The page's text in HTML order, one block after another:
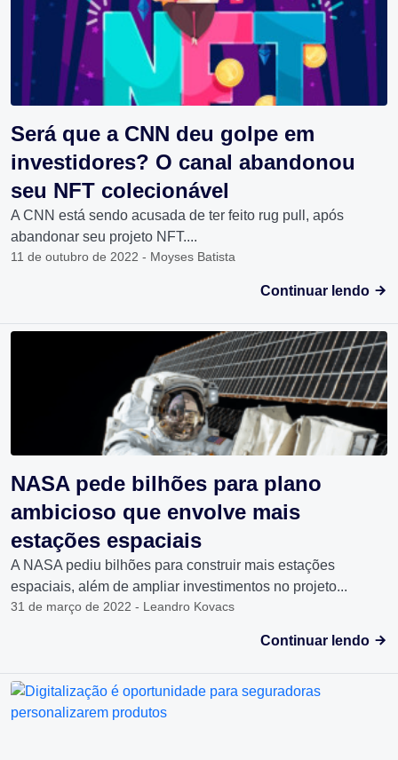
Será que a CNN deu golpe em
investidores? O canal abandonou
seu NFT colecionável
A CNN está sendo acusada de ter feito rug pull, após
abandonar seu projeto NFT....
11 de outubro de 2022 - Moyses Batista
Continuar lendo
NASA pede bilhões para plano
ambicioso que envolve mais
estações espaciais
A NASA pediu bilhões para construir mais estações
espaciais, além de ampliar investimentos no projeto...
31 de março de 2022 - Leandro Kovacs
Continuar lendo